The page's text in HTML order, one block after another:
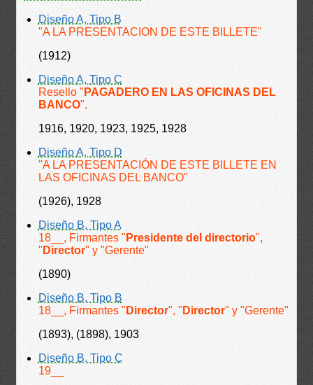
Diseño A, Tipo B
"A LA PRESENTACION DE ESTE BILLETE"
(1912)
Diseño A, Tipo C
Resello " PAGADERO EN LAS OFICINAS DEL
BANCO".
1916, 1920, 1923, 1925, 1928
Diseño A, Tipo D
"A LA PRESENTACIÓN DE ESTE BILLETE EN
LAS OFICINAS DEL BANCO"
(1926), 1928
Diseño B, Tipo A
18__, Firmantes " Presidente del directorio",
" Director" y "Gerente"
(1890)
Diseño B, Tipo B
18__, Firmantes " Director", " Director" y "Gerente"
(1893), (1898), 1903
Diseño B, Tipo C
19__